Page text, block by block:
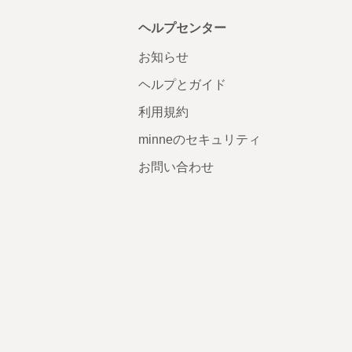
ヘルプセンター
お知らせ
ヘルプとガイド
利用規約
minneのセキュリティ
お問い合わせ